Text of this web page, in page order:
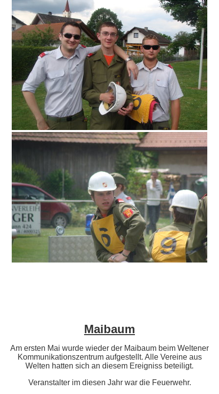
Maibaum
Am ersten Mai wurde wieder der Maibaum beim Weltener
Kommunikationszentrum aufgestellt. Alle Vereine aus
Welten hatten sich an diesem Ereigniss beteiligt.
Veranstalter im diesen Jahr war die Feuerwehr.